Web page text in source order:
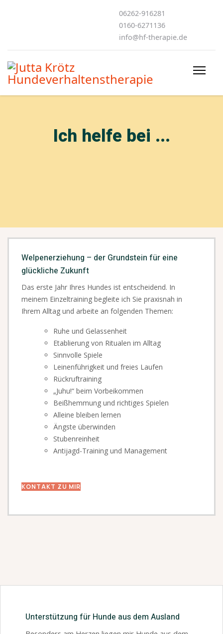
06262-916281
0160-6271136
info@hf-therapie.de
Ich helfe bei ...
Welpenerziehung – der Grundstein für eine
glückliche Zukunft
Das erste Jahr Ihres Hundes ist entscheidend. In
meinem Einzeltraining begleite ich Sie praxisnah in
Ihrem Alltag und arbeite an folgenden Themen:
Ruhe und Gelassenheit
Etablierung von Ritualen im Alltag
Sinnvolle Spiele
Leinenführigkeit und freies Laufen
Rückruftraining
„Juhu!“ beim Vorbeikommen
Beißhemmung und richtiges Spielen
Alleine bleiben lernen
Ängste überwinden
Stubenreinheit
Antijagd-Training und Management
KONTAKT ZU MIR
Unterstützung für Hunde aus dem Ausland